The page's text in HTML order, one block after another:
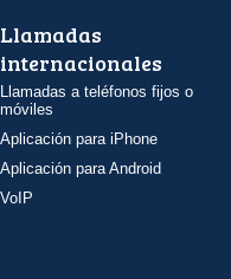
Llamadas
internacionales
Llamadas a teléfonos fijos o
móviles
Aplicación para iPhone
Aplicación para Android
VoIP